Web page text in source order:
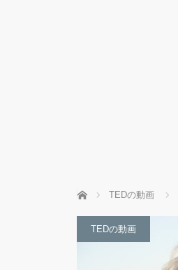
ホーム TEDの動画
TEDの動画